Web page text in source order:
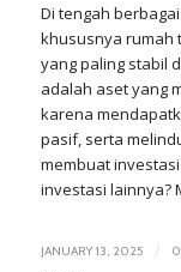
Di tengah
khususnya rumah
yang paling stabil
adalah aset yang
karena
pasif, serta
membuat
investasi lainnya?
JANUARY 13, 2025 /